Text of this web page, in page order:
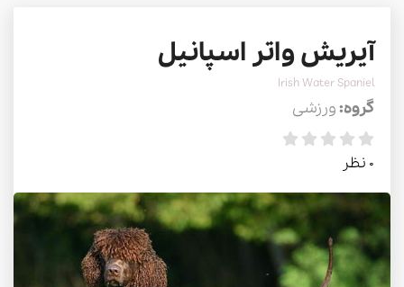
آیریش واتر اسپانیل
Irish Water Spaniel
گروه:ورزشی
0 نظر